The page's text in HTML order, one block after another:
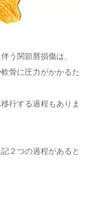
う関節唇損傷は、
骨に圧力がかかるた
行する過程もありま
２つの過程があると